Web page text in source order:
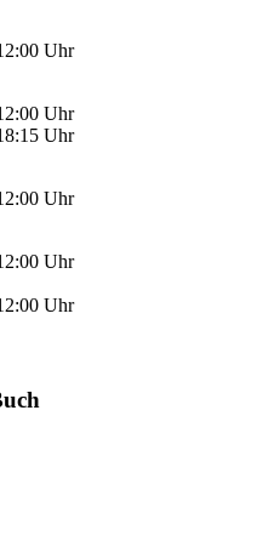
Uhr
Uhr
Uhr
Uhr
Uhr
Uhr